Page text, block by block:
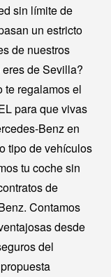
sin límite de
un estricto
de nuestros
de Sevilla?
te regalamos el
para que vivas
Benz en
tipo de vehículos
tu coche sin
de
Contamos
desde
del